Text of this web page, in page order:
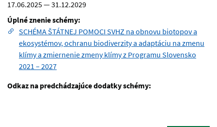
17.06.2025—31.12.2029
Úplné znenie schémy:
SCHÉMA ŠTÁTNEJ POMOCI SVHZ na obnovu biotopov a
ekosystémov, ochranu biodiverzity a adaptáciu na zmenu
klímy a zmiernenie zmeny klímy z Programu Slovensko
2021 – 2027
Odkaz na predchádzajúce dodatky schémy: